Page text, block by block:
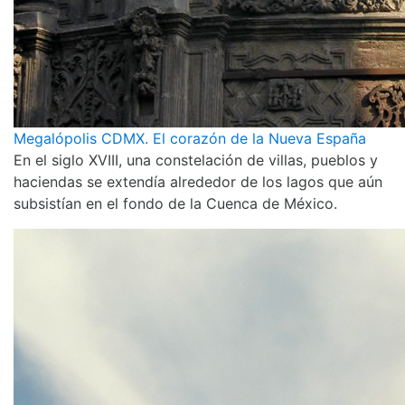
Megalópolis CDMX. El corazón de la Nueva España
En el siglo XVIII, una constelación de villas, pueblos y
haciendas se extendía alrededor de los lagos que aún
subsistían en el fondo de la Cuenca de México.